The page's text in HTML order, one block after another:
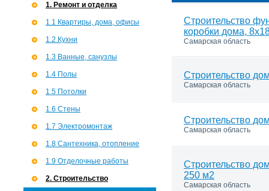
1. Ремонт и отделка
1.1 Квартиры, дома, офисы
1.2 Кухни
1.3 Ванные, санузлы
1.4 Полы
1.5 Потолки
1.6 Стены
1.7 Э­лектромонтаж
1.8 Сантехника, отопление
1.9 Отделочные работы
2. Строительство
Строительство
коробки дома,
Самарская область
Строительство
Самарская область
Строительство
Самарская область
Строительство
250 м2
Самарская область